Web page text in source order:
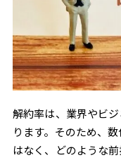
解約率は、業界やビ
ります。そのため、
はなく、どのような